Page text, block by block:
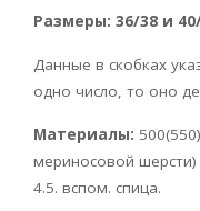
Размеры: 36/38 и
Данные в скобках
одно число, то оно
Материалы:
мериносовой шерсти)
4.5. вспом. спица.